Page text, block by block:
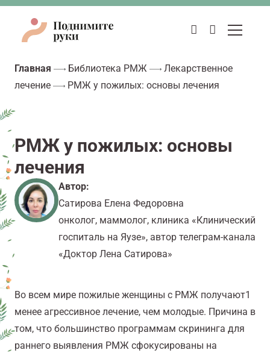
Главная Библиотека РМЖ
Лекарственное
лечение
РМЖ у пожилых: основы лечения
РМЖ у пожилых: основы
лечения
Автор:
Сатирова Елена Федоровна
онколог, маммолог, клиника «Клинический
госпиталь на Яузе», автор телеграм-канала
«Доктор Лена Сатирова»
Во всем мире пожилые женщины с РМЖ получают1
менее агрессивное лечение, чем молодые. Причина в
том, что большинство программам скрининга для
раннего выявления РМЖ сфокусированы на